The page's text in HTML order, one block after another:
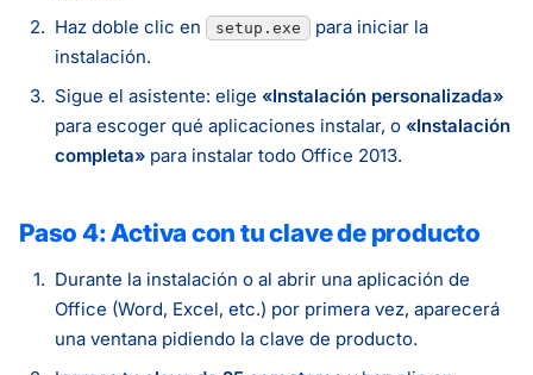
Haz doble clic en
setup.exe para iniciar la
instalación.
Sigue el asistente: elige «Instalación personalizada»
para escoger qué aplicaciones instalar, o «Instalación
completa»para instalar todo Office 2013.
Paso 4: Activa con tu clave de producto
Durante la instalación o al abrir una aplicación de
Office (Word, Excel, etc.) por primera vez, aparecerá
una ventana pidiendo la clave de producto.